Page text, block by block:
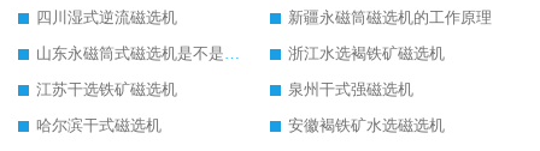
四川湿式逆流磁选机
新疆永磁筒磁选机的工作原理
山东永磁筒式磁选机是不是强磁
浙江水选褐铁矿磁选机
江苏干选铁矿磁选机
泉州干式强磁选机
哈尔滨干式磁选机
安徽褐铁矿水选磁选机